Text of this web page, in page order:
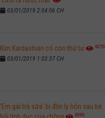
03/01/2019 2:04:06 CH
Kim Kardashian có con thứ tư 6270
03/01/2019 1:03:37 CH
'Em gái trà sữa' bị đồn ly hôn sau bê
6590